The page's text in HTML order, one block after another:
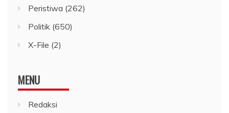
Peristiwa (262)
Politik (650)
X-File (2)
MENU
Redaksi